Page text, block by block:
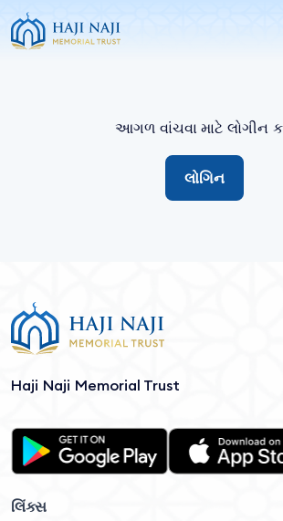
આગળ વાંચવા માટે લોગીન
લોગિન
Haji Naji Memorial Trust
લિંક્સ